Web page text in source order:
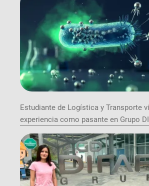
Estudiante de Logística y Transporte
experiencia como pasante en Grupo